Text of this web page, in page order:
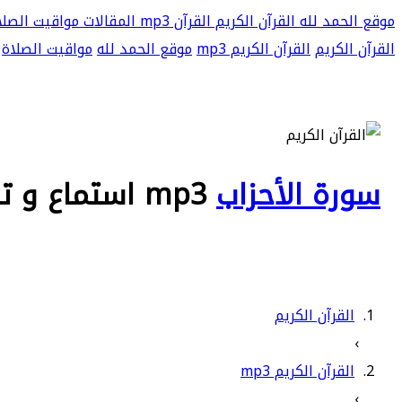
موقع الحمد للهالقرآن الكريمالقرآن mp3 المقالاتمواقيت
القرآن الكريمالقرآن الكريم mp3 موقع الحمد للهمواقيت الصلاة
سورة الأحزابmp3 استماع و تحميل
القرآن الكريم
›
القرآن الكريم mp3